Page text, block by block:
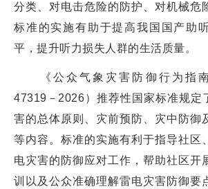
分类、对电击危险的防护、对机械危
标准的实施有助于提高我国国产助
平，提升听力损失人群的生活质量。
《公众气象灾害防御行为指南
47319－2026）推荐性国家标准规定
害的总体原则、灾前预防、灾中防御
等内容。标准的实施有利于指导社区
电灾害的防御应对工作，帮助社区开
训以及公众准确理解雷电灾害防御要